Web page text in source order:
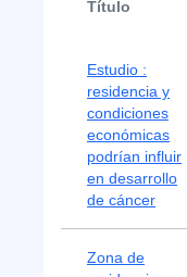
Título
Estudio :
residencia y
condiciones
económicas
podrían influir
en desarrollo
de cáncer
Zona de